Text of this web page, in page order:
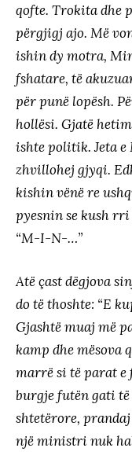
qofte. Trokita dhe
përgjigj ajo. Më
ishin dy motra,
fshatare, të
për punë lopësh.
hollësi. Gjatë
ishte politik. Jeta
zhvillohej gjyqi.
kishin vënë re
pyesnin se kush rri
“M-I-N-…”
Atë çast dëgjova
do të thoshte: “E
Gjashtë muaj më
kamp dhe mësova
marrë si të parat e
burgje futën gati
shtetërore,
një ministri nuk